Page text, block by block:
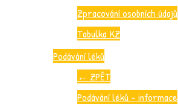
Zpracování osobních údajů
Tabulka KZ
Podávání léků
← ZPĚT
Podávání léků – informace